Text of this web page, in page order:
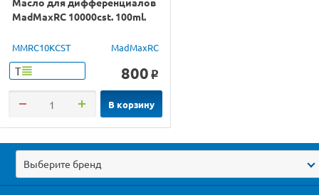
MadMaxRC 10000cst. 100ml.
MMRC10KCST MadMaxRC
Т 800 o
В корзину
Выберите бренд